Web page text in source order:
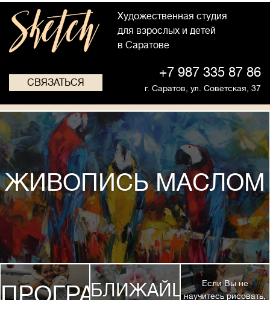
Художественная студия
для взрослых и детей
в Саратове
СВЯЗАТЬСЯ
+7 987 335 87 86
г. Саратов, ул. Советская, 37
ЖИВОПИСЬ МАСЛОМ
ПРОГРАММЫ
БЛИЖАЙШИЕЕсли Вы не
научитесь рисовать,